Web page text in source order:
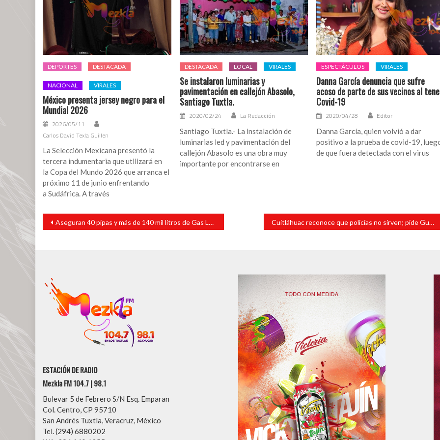
DEPORTES DESTACADA
NACIONAL VIRALES
México presenta jersey negro para el
Mundial 2026
2026/05/11
Carlos David Texla Guillen
La Selección Mexicana presentó la
tercera indumentaria que utilizará en
la Copa del Mundo 2026 que arranca el
próximo 11 de junio enfrentando
a Sudáfrica. A través
DESTACADA LOCAL VIRALES
Se instalaron luminarias y
pavimentación en callejón Abasolo,
Santiago Tuxtla.
2020/02/24 La Redacción
Santiago Tuxtla.- La instalación de
luminarias led y pavimentación del
callejón Abasolo es una obra muy
importante por encontrarse en
ESPECTÁCULOS VIRALES
Danna García denuncia que sufre
acoso de parte de sus vecinos al
Covid-19
2020/04/28 Editor
Danna García, quien volvió a dar
positivo a la prueba de covid-19,
de que fuera detectada con el virus
Navegación
entradas
Aseguran 40 pipas y más de 140 mil litros de Gas LP en Puebla; hay 23 detenidos Cuitláhuac reconoce que policías no sirven; pide Guardia Nacional
ESTACIÓN DE RADIO
Mezkla FM 104.7 | 98.1
Bulevar 5 de Febrero S/N Esq. Emparan
Col. Centro, CP 95710
San Andrés Tuxtla, Veracruz, México
Tel. (294) 6880202